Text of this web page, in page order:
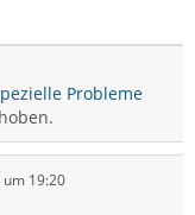
Probleme
19:20